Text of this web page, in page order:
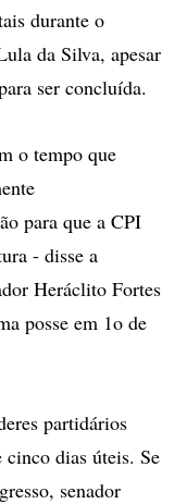
durante o
da Silva, apesar
ser concluída.
o tempo que
para que a CPI
- disse a
Heráclito Fortes
posse em 1o de
partidários
dias úteis. Se
senador